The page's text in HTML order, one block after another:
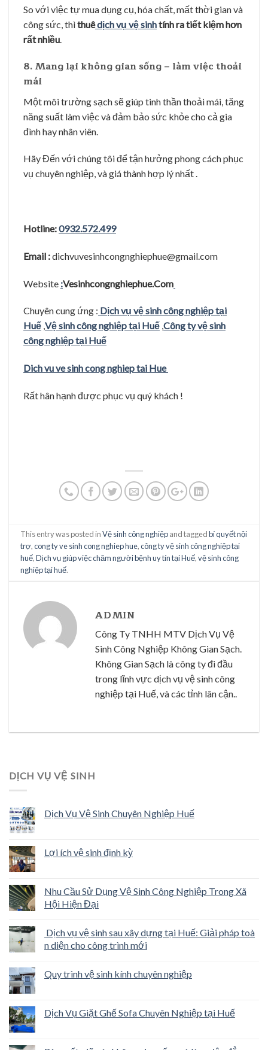
So với việc tự mua dụng cụ, hóa chất, mất thời gian và
công sức, thìthuêdịch vụ vệ sinhtính ra tiết kiệm hơn
rất nhiều
8. Mang lại không gian sống – làm việc thoải
mái
Một môi trường sạch sẽ giúp tinh thần thoải mái, tăng
năng suất làm việc và đảm bảo sức khỏe cho cả gia
đình hay nhân viên.
Hãy Đến với chúng tôi để tận hưởng phong cách phục
vụ chuyên nghiệp, và giá thành hợp lý nhất .
Hotline:0932.572.499
Email :dichvuvesinhcongnghiephue@gmail.com
Website :Vesinhcongnghiephue.Com
Chuyên cung ứng : Dịch vụ vệ sinh công nghiệp tại
Huế ,Vệ sinh công nghiệp tại Huế ,Công ty vệ sinh
công nghiệp tại Huế
Dich vu ve sinh cong nghiep tai Hue
Rất hân hạnh được phục vụ quý khách !
This entry was posted inVệ sinh công nghiệpand taggedbí quyết nội
trợ,cong ty ve sinh cong nghiep hue,công ty vệ sinh công nghiệp tại
huế,Dịch vụ giúp việc chăm người bệnh uy tín tại Huế,vệ sinh công
nghiệp tại huế.
ADMIN
Công Ty TNHH MTV Dịch Vụ Vệ
Sinh Công Nghiệp Không Gian Sạch.
Không Gian Sạch là công ty đi đầu
trong lĩnh vực dịch vụ vệ sinh công
nghiệp tại Huế, và các tỉnh lân cận..
DỊCH VỤ VỆ SINH
Dịch Vụ Vệ Sinh Chuyên Nghiệp Huế
Lợi ích vệ sinh định kỳ
Nhu Cầu Sử Dụng Vệ Sinh Công Nghiệp Trong Xã
Hội Hiện Đại
Dịch vụ vệ sinh sau xây dựng tại Huế: Giải pháp toà
n diện cho công trình mới
Quy trình vệ sinh kính chuyên nghiệp
Dịch Vụ Giặt Ghế Sofa Chuyên Nghiệp tại Huế